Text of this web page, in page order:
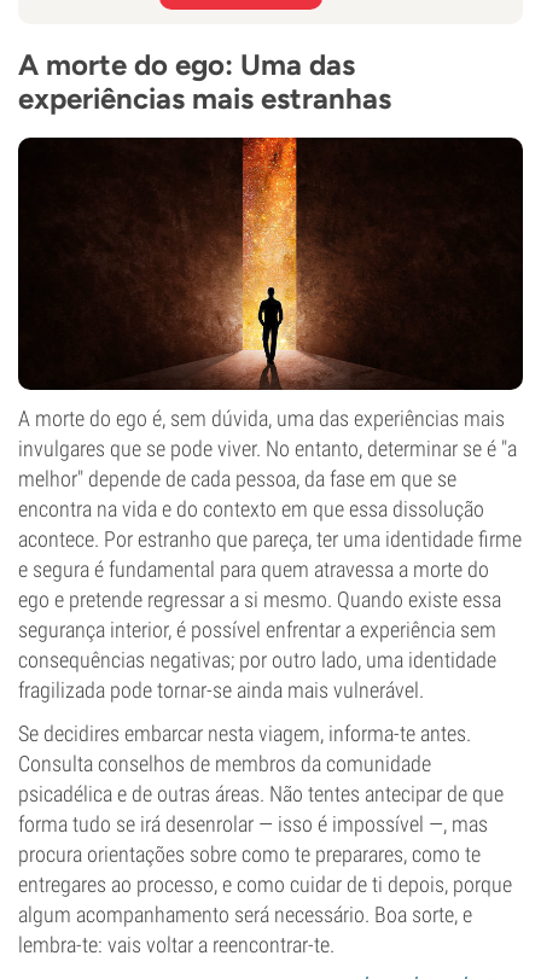
A morte do ego: Uma das
experiências mais estranhas
A morte do ego é, sem dúvida, uma das experiências mais
invulgares que se pode viver. No entanto, determinar se é "a
melhor" depende de cada pessoa, da fase em que se
encontra na vida e do contexto em que essa dissolução
acontece. Por estranho que pareça, ter uma identidade firme
e segura é fundamental para quem atravessa a morte do
ego e pretende regressar a si mesmo. Quando existe essa
segurança interior, é possível enfrentar a experiência sem
consequências negativas; por outro lado, uma identidade
fragilizada pode tornar-se ainda mais vulnerável.
Se decidires embarcar nesta viagem, informa-te antes.
Consulta conselhos de membros da comunidade
psicadélica e de outras áreas. Não tentes antecipar de que
forma tudo se irá desenrolar — isso é impossível —, mas
procura orientações sobre como te preparares, como te
entregares ao processo, e como cuidar de ti depois, porque
algum acompanhamento será necessário. Boa sorte, e
lembra-te: vais voltar a reencontrar-te.